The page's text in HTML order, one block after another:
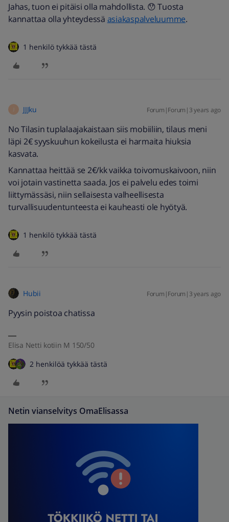
Jahas, tuon ei pitäisi olla mahdollista. 😯 Tuosta
kannattaa olla yhteydessä asiakaspalveluumme.
1 henkilö tykkää tästä
JJJku Forum|Forum|3 years ago
No Tilasin tuplalaajakaistaan siis mobiiliin, tilaus meni
läpi 2€ syyskuuhun kokeilusta ei harmaita hiuksia
kasvata.
Kannattaa heittää se 2€/kk vaikka toivomuskaivoon, niin
voi jotain vastinetta saada. Jos ei palvelu edes toimi
liittymässäsi, niin sellaisesta valheellisesta
turvallisuudentunteesta ei kauheasti ole hyötyä.
1 henkilö tykkää tästä
Hubii Forum|Forum|3 years ago
Pyysin poistoa chatissa
Elisa Netti kotiin M 150/50
2 henkilöä tykkää tästä
Netin vianselvitys OmaElisassa